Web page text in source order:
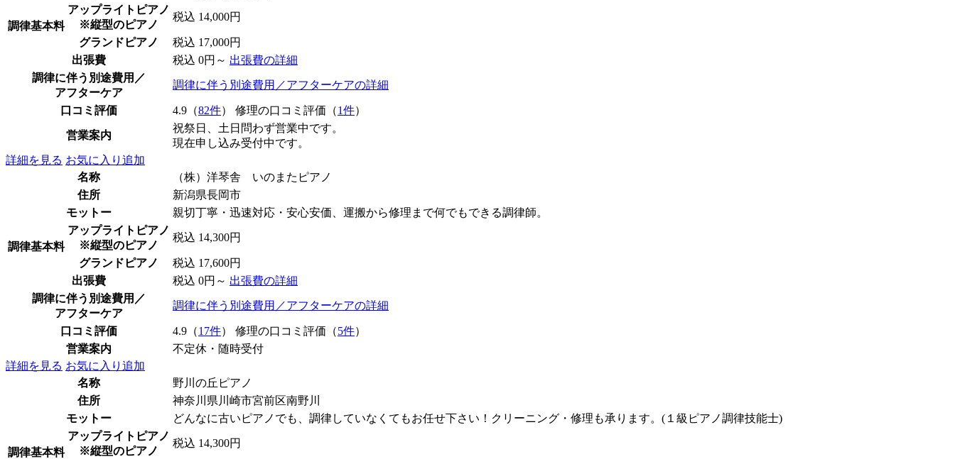
調律基本料
アップライトピアノ
※縦型のピアノ
税込 14,000円
グランドピアノ
税込 17,000円
出張費
税込 0円～ 出張費の詳細
調律に伴う別途費用／
アフターケア
調律に伴う別途費用／アフターケアの詳細
口コミ評価 4.9（82件） 修理の口コミ評価（1件）
営業案内
祝祭日、土日問わず営業中です。
現在申し込み受付中です。
詳細を見る お気に入り追加
名称
（株）洋琴舎 いのまたピアノ
住所
新潟県長岡市
モットー
親切丁寧・迅速対応・安心安価、運搬から修理まで何でもできる調律師。
調律基本料
アップライトピアノ
※縦型のピアノ
税込 14,300円
グランドピアノ
税込 17,600円
出張費
税込 0円～ 出張費の詳細
調律に伴う別途費用／
アフターケア
調律に伴う別途費用／アフターケアの詳細
口コミ評価 4.9（17件） 修理の口コミ評価（5件）
営業案内
不定休・随時受付
詳細を見る お気に入り追加
名称
野川の丘ピアノ
住所
神奈川県川崎市宮前区南野川
モットー
どんなに古いピアノでも、調律していなくてもお任せ下さい！クリーニング・修理も承ります。(１級ピアノ調律技能士)
調律基本料
アップライトピアノ
※縦型のピアノ
税込 14,300円